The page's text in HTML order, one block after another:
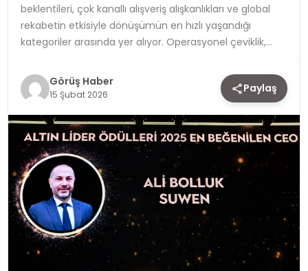
TEKNOLOJI
beklentileri, çok kanallı alışveriş alışkanlıkları ve global
rekabetin etkisiyle dönüşümün en hızlı yaşandığı
kategoriler arasında yer alıyor. Operasyonel çeviklik,…
Görüş Haber
15 Şubat 2026 Paylaş